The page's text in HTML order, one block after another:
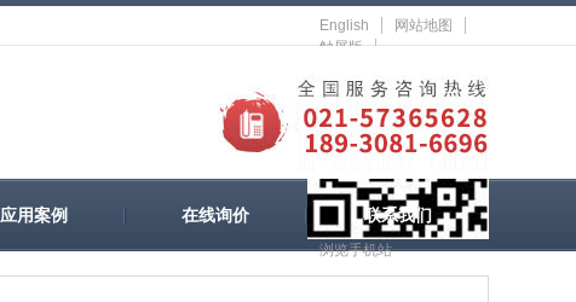
English
网站地图
触屏版
浏览手机站
应用案例 在线询价 联系我们